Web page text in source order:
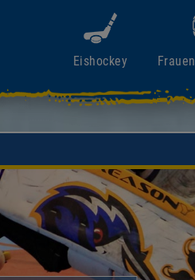
Eishockey